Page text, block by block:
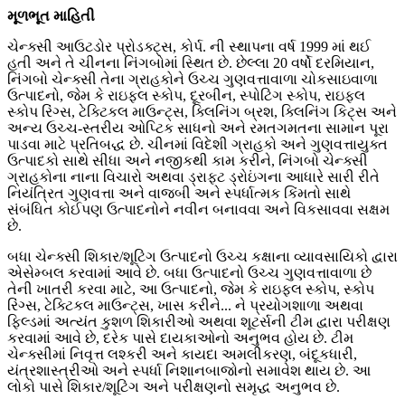
મૂળભૂત માહિતી
ચેન્ક્સી આઉટડોર પ્રોડક્ટ્સ, કોર્પ. ની સ્થાપના વર્ષ 1999 માં થઈ
હતી અને તે ચીનના નિંગબોમાં સ્થિત છે. છેલ્લા 20 વર્ષો દરમિયાન,
નિંગબો ચેન્ક્સી તેના ગ્રાહકોને ઉચ્ચ ગુણવત્તાવાળા ચોકસાઇવાળા
ઉત્પાદનો, જેમ કે રાઇફલ સ્કોપ, દૂરબીન, સ્પોટિંગ સ્કોપ, રાઇફલ
સ્કોપ રિંગ્સ, ટેક્ટિકલ માઉન્ટ્સ, ક્લિનિંગ બ્રશ, ક્લિનિંગ કિટ્સ અને
અન્ય ઉચ્ચ-સ્તરીય ઓપ્ટિક સાધનો અને રમતગમતના સામાન પૂરા
પાડવા માટે પ્રતિબદ્ધ છે. ચીનમાં વિદેશી ગ્રાહકો અને ગુણવત્તાયુક્ત
ઉત્પાદકો સાથે સીધા અને નજીકથી કામ કરીને, નિંગબો ચેન્ક્સી
ગ્રાહકોના નાના વિચારો અથવા ડ્રાફ્ટ ડ્રોઇંગના આધારે સારી રીતે
નિયંત્રિત ગુણવત્તા અને વાજબી અને સ્પર્ધાત્મક કિંમતો સાથે
સંબંધિત કોઈપણ ઉત્પાદનોને નવીન બનાવવા અને વિકસાવવા સક્ષમ
છે.
બધા ચેન્ક્સી શિકાર/શૂટિંગ ઉત્પાદનો ઉચ્ચ કક્ષાના વ્યાવસાયિકો દ્વારા
એસેમ્બલ કરવામાં આવે છે. બધા ઉત્પાદનો ઉચ્ચ ગુણવત્તાવાળા છે
તેની ખાતરી કરવા માટે, આ ઉત્પાદનો, જેમ કે રાઇફલ સ્કોપ, સ્કોપ
રિંગ્સ, ટેક્ટિકલ માઉન્ટ્સ, ખાસ કરીને... ને પ્રયોગશાળા અથવા
ફિલ્ડમાં અત્યંત કુશળ શિકારીઓ અથવા શૂટર્સની ટીમ દ્વારા પરીક્ષણ
કરવામાં આવે છે, દરેક પાસે દાયકાઓનો અનુભવ હોય છે. ટીમ
ચેન્ક્સીમાં નિવૃત્ત લશ્કરી અને કાયદા અમલીકરણ, બંદૂકધારી,
યંત્રશાસ્ત્રીઓ અને સ્પર્ધા નિશાનબાજોનો સમાવેશ થાય છે. આ
લોકો પાસે શિકાર/શૂટિંગ અને પરીક્ષણનો સમૃદ્ધ અનુભવ છે.